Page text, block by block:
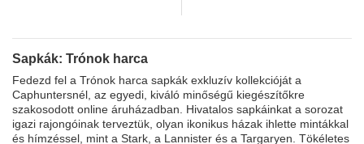
Sapkák: Trónok harca
Fedezd fel a Trónok harca sapkák exkluzív kollekcióját a
Caphuntersnél, az egyedi, kiváló minőségű kiegészítőkre
szakosodott online áruházadban. Hivatalos sapkáinkat a sorozat
igazi rajongóinak terveztük, olyan ikonikus házak ihlette mintákkal
és hímzéssel, mint a Stark, a Lannister és a Targaryen. Tökéletes